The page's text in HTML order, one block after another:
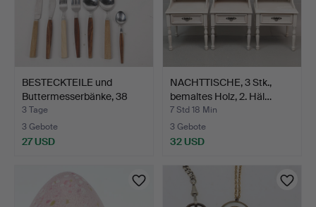
BESTECKTEILE und
Buttermesserbänke, 38
Tei…
3 Tage
3 Gebote
27 USD
NACHTTISCHE, 3 Stk.,
bemaltes Holz, 2. Häl…
7 Std 18 Min
3 Gebote
32 USD